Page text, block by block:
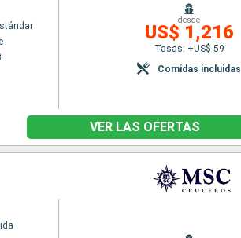
desde
US$ 1,216
Tasas: +US$ 59
Comidas incluidas
VER LAS OFERTAS